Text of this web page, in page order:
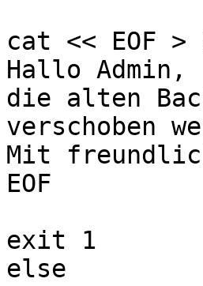
cat << EOF
Hallo Admin,
die alten
verschoben
Mit
EOF
exit 1
else